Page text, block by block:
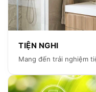
TIỆN NGHI
Mang đến trải nghiệm